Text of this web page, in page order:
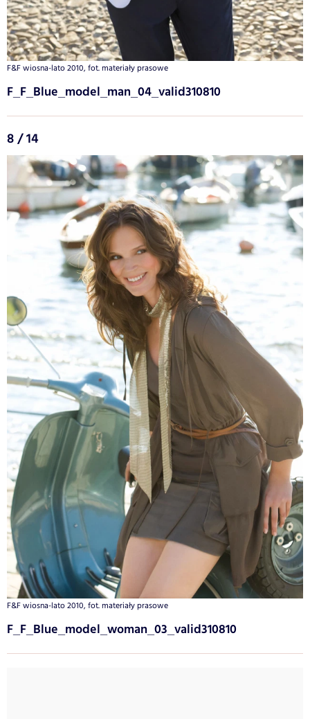
F&F wiosna-lato 2010, fot. materiały prasowe
F_F_Blue_model_man_04_valid310810
8 / 14
F&F wiosna-lato 2010, fot. materiały prasowe
F_F_Blue_model_woman_03_valid310810